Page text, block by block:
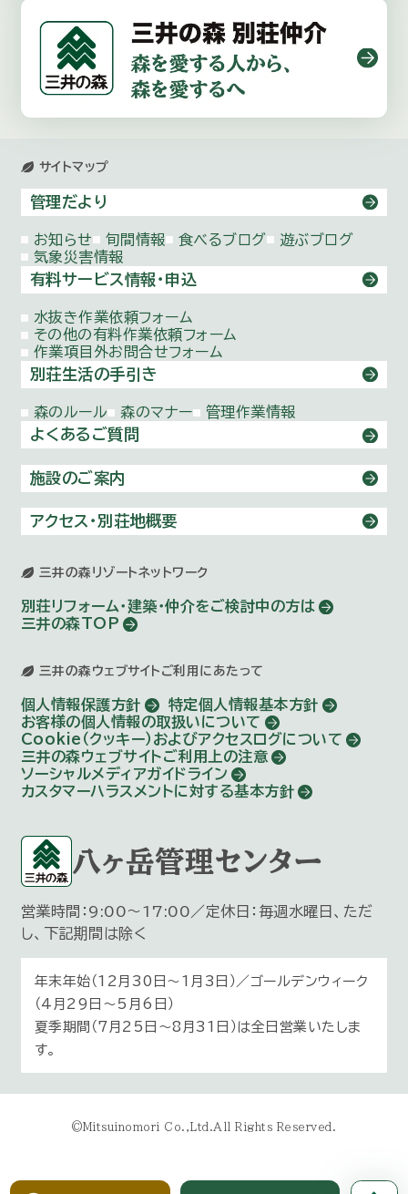
サイトマップ
管理だより
お知らせ 旬間情報 食べるブログ
遊ぶブログ
気象災害情報
有料サービス情報・申込
水抜き作業依頼フォーム
その他の有料作業依頼フォーム
作業項目外お問合せフォーム
別荘生活の手引き
森のルール 森のマナー 管理作業情報
よくあるご質問
施設のご案内
アクセス・別荘地概要
三井の森リゾートネットワーク
別荘リフォーム・建築・仲介をご検討中の方は
三井の森TOP
三井の森ウェブサイトご利用にあたって
個人情報保護方針
特定個人情報基本方針
お客様の個人情報の取扱いについて
Cookie（クッキー）およびアクセスログについて
三井の森ウェブサイトご利用上の注意
ソーシャルメディアガイドライン
カスタマーハラスメントに対する基本方針
八ヶ岳管理センター
営業時間：9:00～17:00／定休日：毎週水曜日、ただ
し、下記期間は除く
年末年始（12月30日〜1月3日）／ゴールデンウィーク
（4月29日～5月6日）
夏季期間（7月25日～8月31日）は全日営業いたしま
す。
©Mitsuinomori Co.,Ltd.All Rights Reserved.